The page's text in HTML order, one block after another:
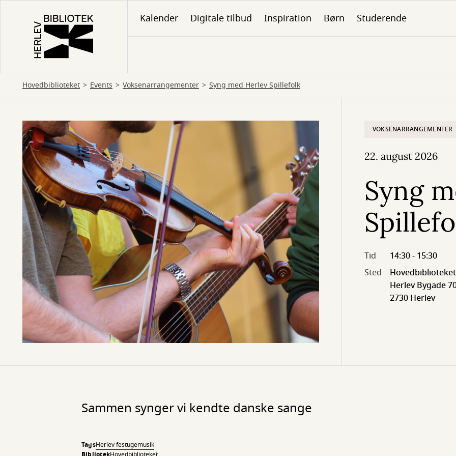
hovedindhold
Kalender Digitale tilbud Inspiration Børn Studerende
Hovedbiblioteket Events Voksenarrangementer Syng med Herlev Spillefolk
VOKSENARRANGEMENTER
22. august 2026
Syng
Tid
14:30 - 15:30
Sted
Hovedbiblioteket
Herlev Bygade
2730 Herlev
Sammen synger vi kendte danske sange
TagsHerlev festugemusik